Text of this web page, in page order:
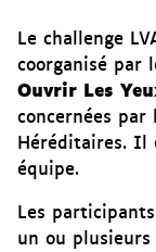
Le challenge
coorganisé par
Ouvrir Les
concernées
Héréditaires. Il
équipe.
Les
un ou